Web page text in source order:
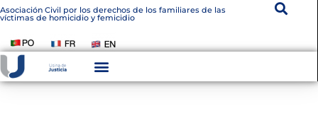
Asociación Civil por los derechos de los familiares de las
víctimas de homicidio y femicidio